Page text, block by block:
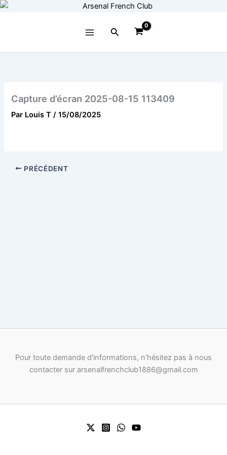
Aller
Rechercher
Capture d’écran 2025-08-15 113409
Par Louis T/15/08/2025
PRÉCÉDENT
Pour toute demande d'informations, n'hésitez pas à nous
contacter sur arsenalfrenchclub1886@gmail.com